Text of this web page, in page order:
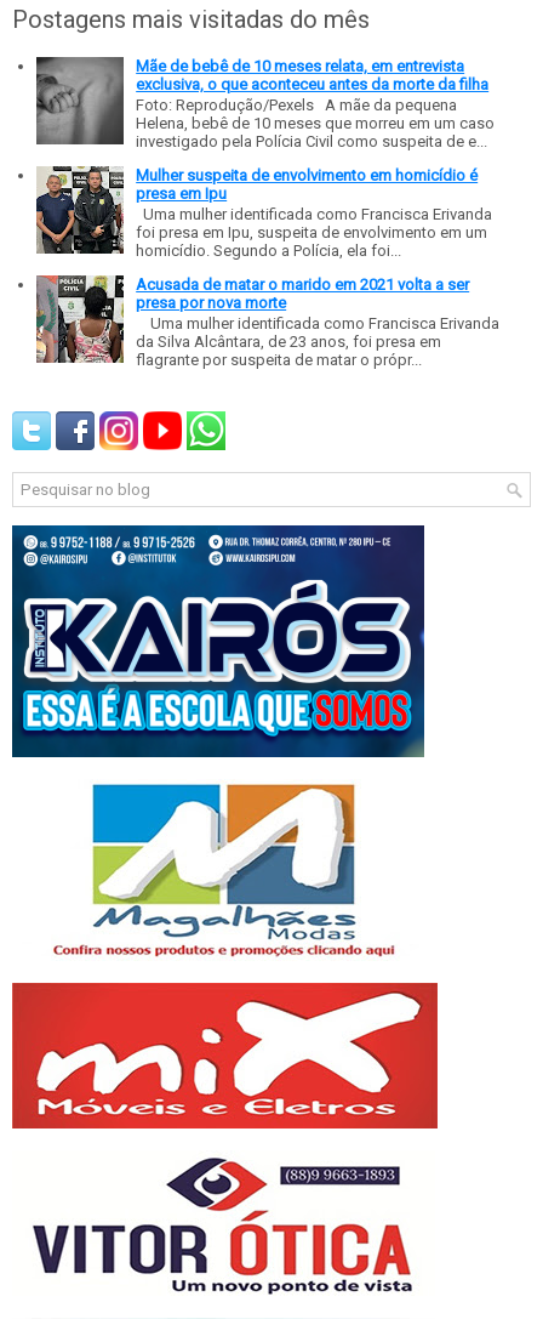
Postagens mais visitadas do mês
Mãe de bebê de 10 meses relata, em entrevista
exclusiva, o que aconteceu antes da morte da filha
Foto: Reprodução/Pexels A mãe da pequena
Helena, bebê de 10 meses que morreu em um caso
investigado pela Polícia Civil como suspeita de e...
Mulher suspeita de envolvimento em homicídio é
presa em Ipu
Uma mulher identificada como Francisca Erivanda
foi presa em Ipu, suspeita de envolvimento em um
homicídio. Segundo a Polícia, ela foi...
Acusada de matar o marido em 2021 volta a ser
presa por nova morte
Uma mulher identificada como Francisca Erivanda
da Silva Alcântara, de 23 anos, foi presa em
flagrante por suspeita de matar o própr...